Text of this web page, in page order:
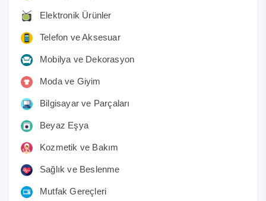
Elektronik Ürünler
Telefon ve Aksesuar
Mobilya ve Dekorasyon
Moda ve Giyim
Bilgisayar ve Parçaları
Beyaz Eşya
Kozmetik ve Bakım
Sağlık ve Beslenme
Mutfak Gereçleri